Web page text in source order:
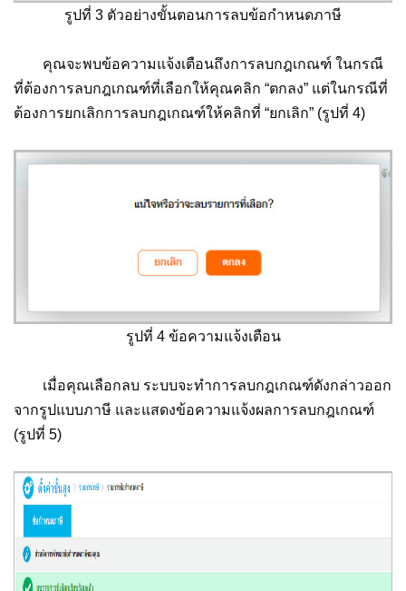
รูปที่ 3 ตัวอย่างขั้นตอนการลบข้อกำหนดภาษี
คุณจะพบข้อความแจ้งเตือนถึงการลบกฎเกณฑ์ ในกรณี
ที่ต้องการลบกฎเกณฑ์ที่เลือกให้คุณคลิก “ตกลง” แต่ในกรณีที่
ต้องการยกเลิกการลบกฎเกณฑ์ให้คลิกที่ “ยกเลิก” (รูปที่ 4)
รูปที่ 4 ข้อความแจ้งเตือน
เมื่อคุณเลือกลบ ระบบจะทำการลบกฎเกณฑ์ดังกล่าวออก
จากรูปแบบภาษี และแสดงข้อความแจ้งผลการลบกฎเกณฑ์
(รูปที่ 5)